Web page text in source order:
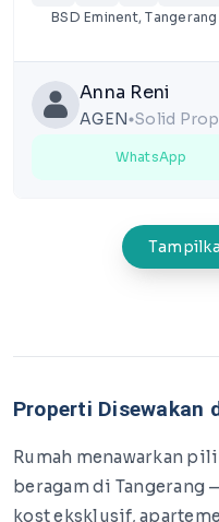
BSD Eminent, Tangerang
Anna Reni
AGEN lens Solid
WhatsApp
Properti Disewakan
Rumah menawarkan
beragam di Tangerang
kost eksklusif,